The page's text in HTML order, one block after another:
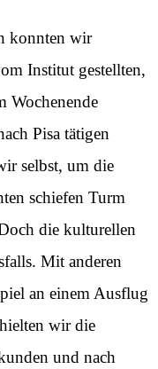
konnten wir
Institut gestellten,
Wochenende
Pisa tätigen
selbst, um die
schiefen Turm
die kulturellen
Mit anderen
an einem Ausflug
wir die
und nach